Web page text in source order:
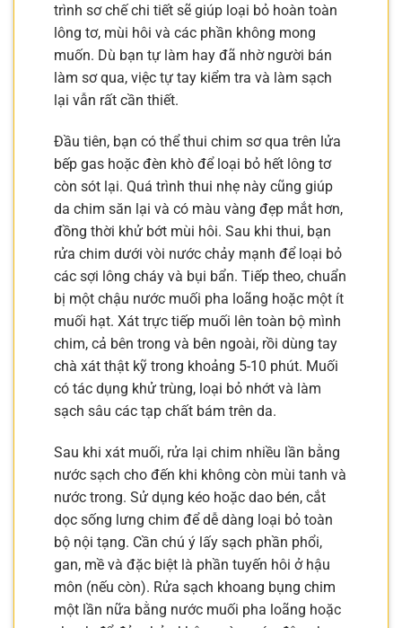
trình sơ chế chi tiết sẽ giúp loại bỏ hoàn toàn
lông tơ, mùi hôi và các phần không mong
muốn. Dù bạn tự làm hay đã nhờ người bán
làm sơ qua, việc tự tay kiểm tra và làm sạch
lại vẫn rất cần thiết.
Đầu tiên, bạn có thể thui chim sơ qua trên lửa
bếp gas hoặc đèn khò để loại bỏ hết lông tơ
còn sót lại. Quá trình thui nhẹ này cũng giúp
da chim săn lại và có màu vàng đẹp mắt hơn,
đồng thời khử bớt mùi hôi. Sau khi thui, bạn
rửa chim dưới vòi nước chảy mạnh để loại bỏ
các sợi lông cháy và bụi bẩn. Tiếp theo, chuẩn
bị một chậu nước muối pha loãng hoặc một ít
muối hạt. Xát trực tiếp muối lên toàn bộ mình
chim, cả bên trong và bên ngoài, rồi dùng tay
chà xát thật kỹ trong khoảng 5-10 phút. Muối
có tác dụng khử trùng, loại bỏ nhớt và làm
sạch sâu các tạp chất bám trên da.
Sau khi xát muối, rửa lại chim nhiều lần bằng
nước sạch cho đến khi không còn mùi tanh và
nước trong. Sử dụng kéo hoặc dao bén, cắt
dọc sống lưng chim để dễ dàng loại bỏ toàn
bộ nội tạng. Cần chú ý lấy sạch phần phổi,
gan, mề và đặc biệt là phần tuyến hôi ở hậu
môn (nếu còn). Rửa sạch khoang bụng chim
một lần nữa bằng nước muối pha loãng hoặc